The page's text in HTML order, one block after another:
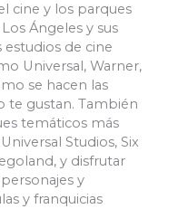
cine y los parques
Ángeles y sus
estudios de cine
Universal, Warner,
se hacen las
te gustan. También
temáticos más
Studios, Six
y disfrutar
y
y franquicias